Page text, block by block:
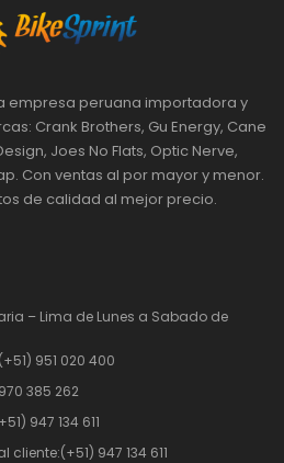
empresa peruana importadora y
Crank Brothers, Gu Energy, Cane
Joes No Flats, Optic Nerve,
Con ventas al por mayor y menor.
de calidad al mejor precio.
– Lima de Lunes a Sabado de
951 020 400
385 262
947 134 611
947 134 611